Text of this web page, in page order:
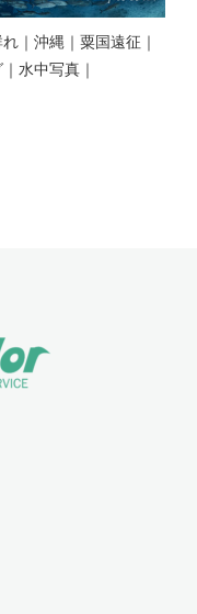
｜沖縄｜粟国遠征｜
水中写真｜